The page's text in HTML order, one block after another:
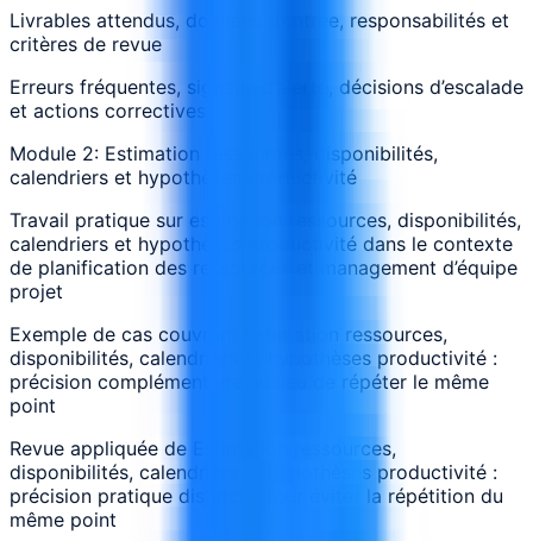
Livrables attendus, données d’entrée, responsabilités et
critères de revue
Erreurs fréquentes, signaux d’alerte, décisions d’escalade
et actions correctives
Module 2: Estimation ressources, disponibilités,
calendriers et hypothèses productivité
Travail pratique sur estimation ressources, disponibilités,
calendriers et hypothèses productivité dans le contexte
de planification des ressources et management d’équipe
projet
Exemple de cas couvrant Estimation ressources,
disponibilités, calendriers et hypothèses productivité :
précision complémentaire au lieu de répéter le même
point
Revue appliquée de Estimation ressources,
disponibilités, calendriers et hypothèses productivité :
précision pratique distincte pour éviter la répétition du
même point